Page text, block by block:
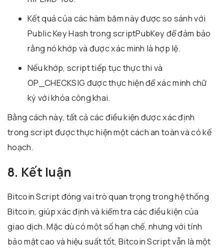
Kết quả của các hàm băm này được so sánh với
Public Key Hash trong scriptPubKey để đảm bảo
rằng nó khớp và được xác minh là hợp lệ.
Nếu khớp, script tiếp tục thực thi và
OP_CHECKSIG được thực hiện để xác minh chữ
ký với khóa công khai.
Bằng cách này, tất cả các điều kiện được xác định
trong script được thực hiện một cách an toàn và có kế
hoạch.
8. Kết luận
Bitcoin Script đóng vai trò quan trọng trong hệ thống
Bitcoin, giúp xác định và kiểm tra các điều kiện của
giao dịch. Mặc dù có một số hạn chế, nhưng với tính
bảo mật cao và hiệu suất tốt, Bitcoin Script vẫn là một